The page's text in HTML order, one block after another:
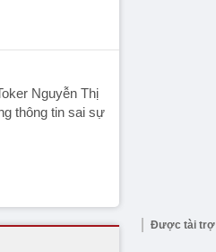
Nguyễn Thị
thông tin sai sự
Được tài trợ